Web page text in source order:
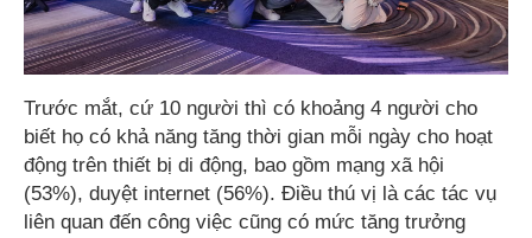
Trước mắt, cứ 10 người thì có khoảng 4 người cho
biết họ có khả năng tăng thời gian mỗi ngày cho hoạt
động trên thiết bị di động, bao gồm mạng xã hội
(53%), duyệt internet (56%). Điều thú vị là các tác vụ
liên quan đến công việc cũng có mức tăng trưởng